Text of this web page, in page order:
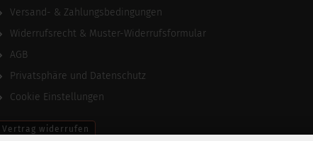
Versand- & Zahlungsbedingungen
Widerrufsrecht & Muster-Widerrufsformular
AGB
Privatsphäre und Datenschutz
Cookie Einstellungen
Vertrag widerrufen